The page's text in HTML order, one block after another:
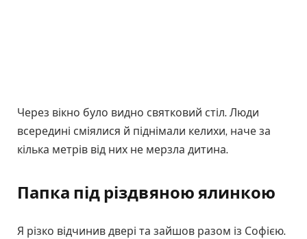
Через вікно було видно святковий стіл. Люди
всередині сміялися й піднімали келихи, наче за
кілька метрів від них не мерзла дитина.
Папка під різдвяною ялинкою
Я різко відчинив двері та зайшов разом із Софією.